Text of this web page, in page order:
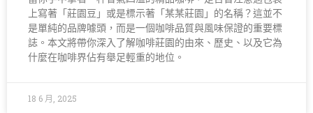
上寫著「莊園豆」或是標示著「某某莊園」的名稱？這並不
是單純的品牌噱頭，而是一個咖啡品質與風味保證的重要標
誌。本文將帶你深入了解咖啡莊園的由來、歷史、以及它為
什麼在咖啡界佔有舉足輕重的地位。
18 6 月, 2025